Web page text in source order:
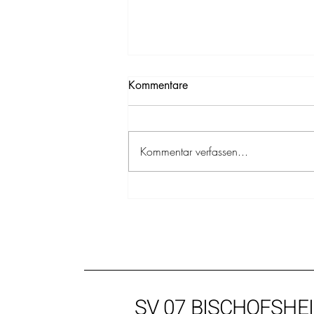
Kommentare
Kommentar verfassen...